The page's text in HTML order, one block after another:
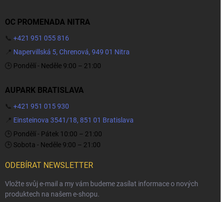
OC PROMENADA NITRA
📞 +421 951 055 816
📍 Napervillská 5, Chrenová, 949 01 Nitra
🕒 Pondělí - Neděle 9:00 – 21:00
AUPARK BRATISLAVA
📞 +421 951 015 930
📍 Einsteinova 3541/18, 851 01 Bratislava
🕒 Pondělí - Pátek 10:00 – 21:00
🕒 Sobota - Neděle 9:00 – 21:00
ODEBÍRAT NEWSLETTER
Vložte svůj e-mail a my vám budeme zasílat informace o nových
produktech na našem e-shopu.